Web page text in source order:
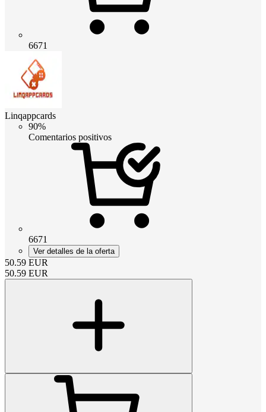
6671
Linqappcards
90%
Comentarios positivos
6671
Ver detalles de la oferta
50.59 EUR
50.59 EUR